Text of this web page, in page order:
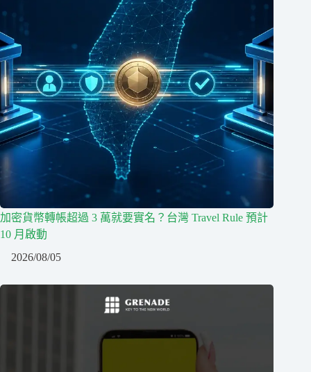
加密貨幣轉帳超過 3 萬就要實名？台灣 Travel Rule 預計
10 月啟動
2026/08/05